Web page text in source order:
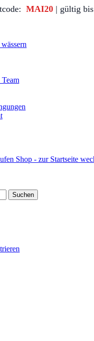
MAI20 | gültig bis
Suchen